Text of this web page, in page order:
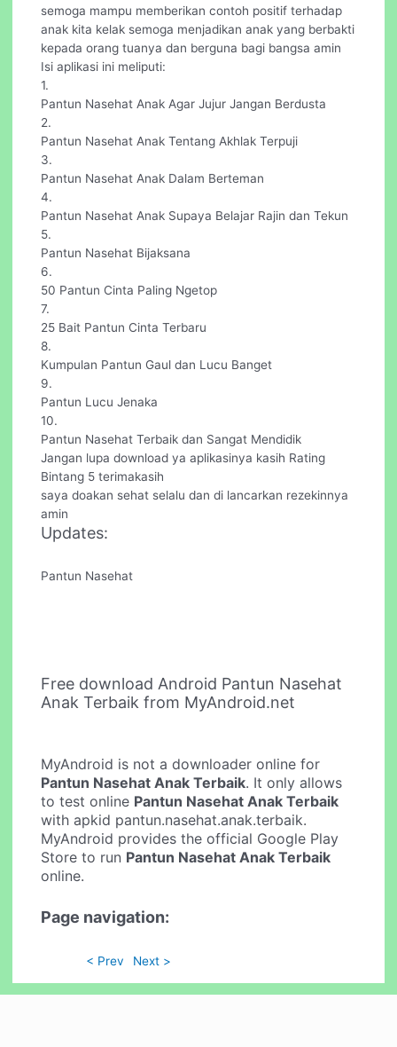
semoga mampu memberikan contoh positif terhadap
anak kita kelak semoga menjadikan anak yang berbakti
kepada orang tuanya dan berguna bagi bangsa amin
Isi aplikasi ini meliputi:
1.
Pantun Nasehat Anak Agar Jujur Jangan Berdusta
2.
Pantun Nasehat Anak Tentang Akhlak Terpuji
3.
Pantun Nasehat Anak Dalam Berteman
4.
Pantun Nasehat Anak Supaya Belajar Rajin dan Tekun
5.
Pantun Nasehat Bijaksana
6.
50 Pantun Cinta Paling Ngetop
7.
25 Bait Pantun Cinta Terbaru
8.
Kumpulan Pantun Gaul dan Lucu Banget
9.
Pantun Lucu Jenaka
10.
Pantun Nasehat Terbaik dan Sangat Mendidik
Jangan lupa download ya aplikasinya kasih Rating
Bintang 5 terimakasih
saya doakan sehat selalu dan di lancarkan rezekinnya
amin
Updates:
Pantun Nasehat
Free download Android Pantun Nasehat
Anak Terbaik from MyAndroid.net
MyAndroid is not a downloader online for
Pantun Nasehat Anak Terbaik. It only allows
to test online Pantun Nasehat Anak Terbaik
with apkid pantun.nasehat.anak.terbaik.
MyAndroid provides the official Google Play
Store to run Pantun Nasehat Anak Terbaik
online.
Page navigation:
< Prev Next >